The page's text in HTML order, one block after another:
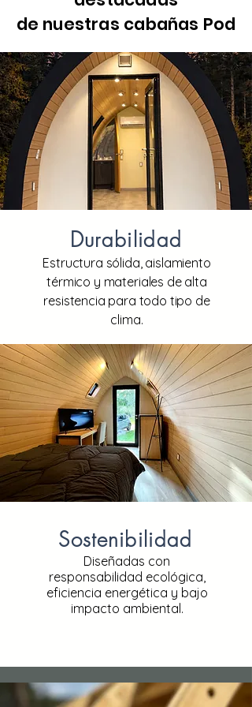
POD 250
Precio
$427,561.00
de nuestras cabañas Pod
Durabilidad
Estructura sólida, aislamiento
térmico y materiales de alta
resistencia para todo tipo de
clima.
Sostenibilidad
Diseñadas con
responsabilidad ecológica,
eficiencia energética y bajo
impacto ambiental.